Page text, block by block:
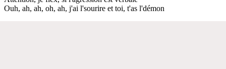
Ouh, ah, ah, oh, ah, j'ai l'sourire et toi, t'as l'démon